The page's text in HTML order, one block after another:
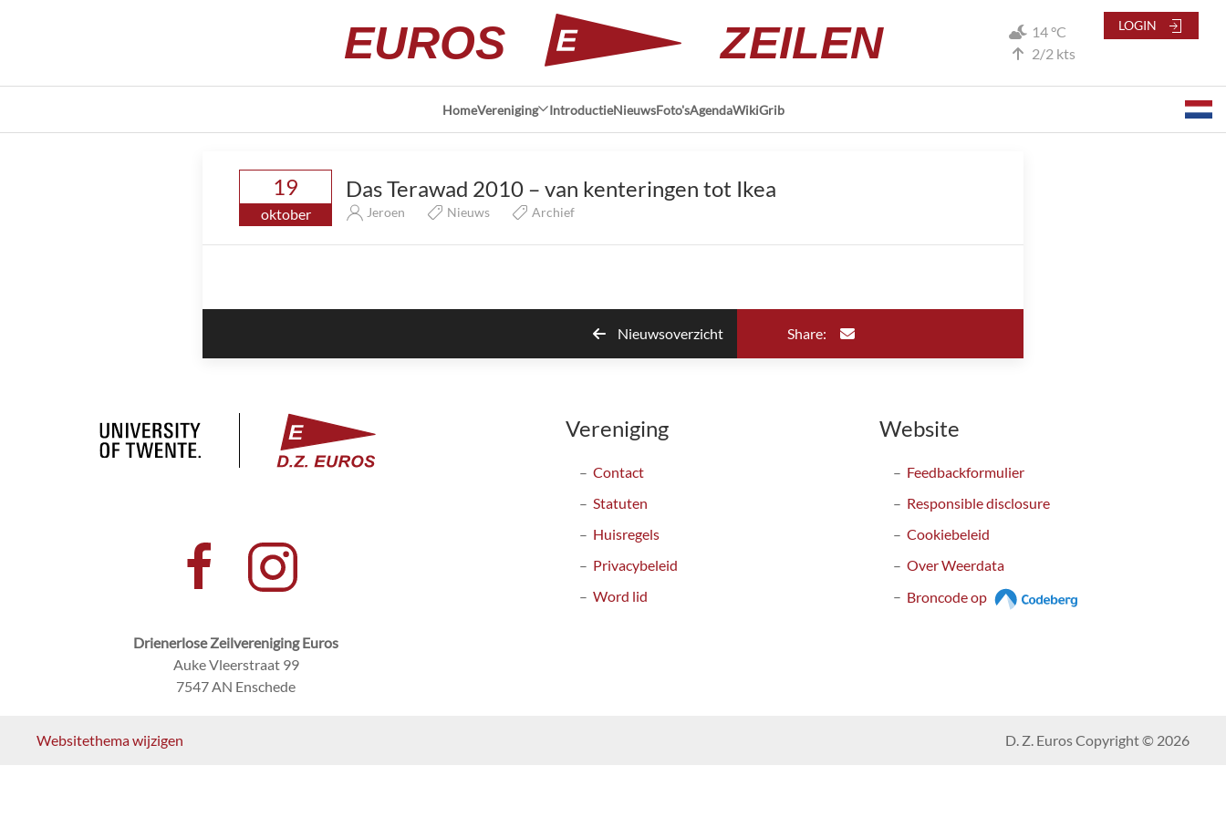
14 °C
2/2 kts
EUROS ZEILEN
HomeVereniging IntroductieNieuwsFoto'sAgendaWikiGrib
LOGIN
19
oktober
Das Terawad 2010 – van kenteringen tot Ikea
Jeroen Nieuws Archief
Nieuwsoverzicht Share:
Drienerlose Zeilvereniging Euros
Auke Vleerstraat 99
7547 AN Enschede
Vereniging
Contact
Statuten
Huisregels
Privacybeleid
Word lid
Website
Feedbackformulier
Responsible disclosure
Cookiebeleid
Over Weerdata
Broncode op
Websitethema wijzigen D. Z. Euros Copyright © 2026